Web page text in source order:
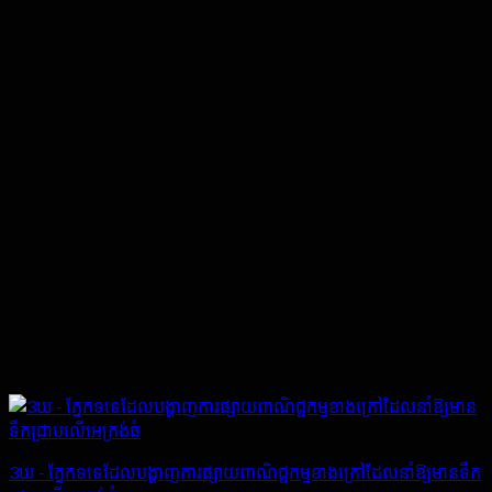
3ឃ - ភ្នែកទទេដែលបង្ហាញការផ្សាយពាណិជ្ជកម្មខាងក្រៅដែលនាំឱ្យមានទឹក